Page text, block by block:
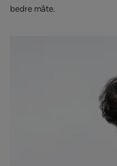
bedre måte.